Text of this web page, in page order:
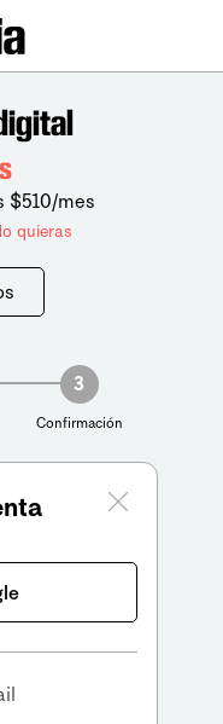
$510/mes
quieras
3
Confirmación